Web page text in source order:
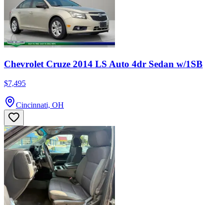
Chevrolet Cruze 2014 LS Auto 4dr Sedan w/1SB
$7,495
Cincinnati, OH